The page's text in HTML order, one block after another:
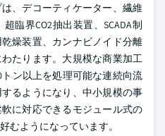
、デコーティケーター、繊維
臨界CO2抽出装置、SCADA制
燥装置、カンナビノイド分離
たります。大規模な商業加工
ン以上を処理可能な連続向流
るようになり、中小規模の事
に対応できるモジュール式の
むようになっています。